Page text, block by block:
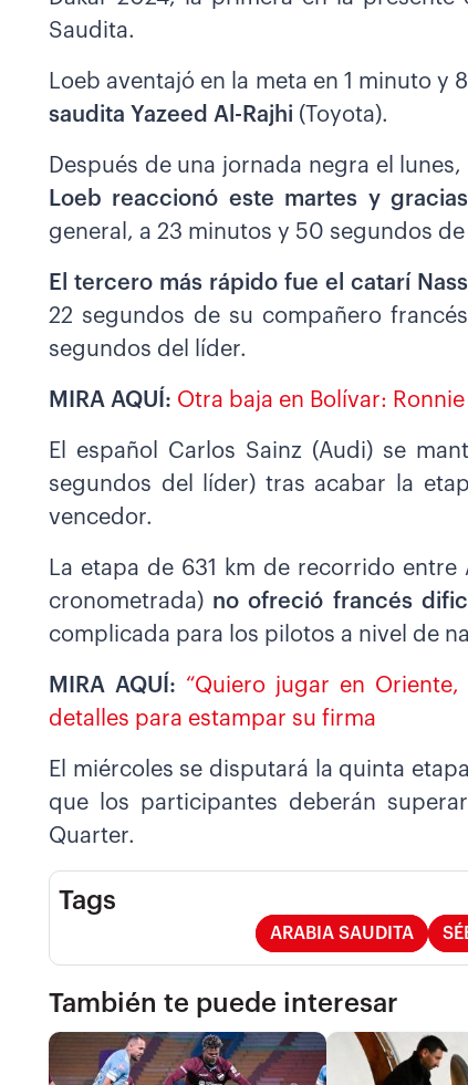
Saudita.
Loeb aventajó en la meta en 1 minuto y
saudita Yazeed Al-Rajhi (Toyota).
Después de una jornada negra el
Loeb reaccionó este martes y
general, a 23 minutos y 50 segundos de
El tercero más rápido fue el catarí
22 segundos de su compañero
segundos del líder.
MIRA AQUÍ: Otra baja en Bolívar:
El español Carlos Sainz (Audi) se
segundos del líder) tras acabar la
vencedor.
La etapa de 631 km de recorrido entre
cronometrada) no ofreció francés
complicada para los pilotos a nivel de
MIRA AQUÍ: “Quiero jugar en
detalles para estampar su firma
El miércoles se disputará la quinta
que los participantes deberán
Quarter.
Tags
ARABIA SAUDITA
También te puede interesar